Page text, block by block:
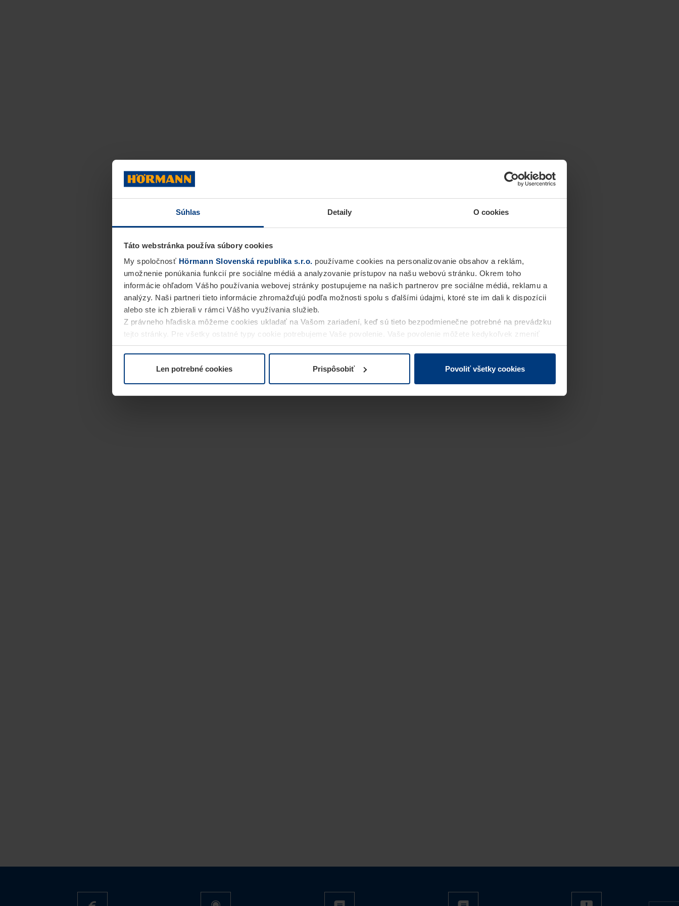
Súhlas Detaily O cookies
Táto webstránka používa súbory cookies
My spoločnosť Hörmann Slovenská republika s.r.o. používame cookies na personalizovanie obsahov a reklám,
umožnenie ponúkania funkcií pre sociálne médiá a analyzovanie prístupov na našu webovú stránku. Okrem toho
informácie ohľadom Vášho používania webovej stránky postupujeme na našich partnerov pre sociálne médiá, reklamu a
analýzy. Naši partneri tieto informácie zhromažďujú podľa možnosti spolu s ďalšími údajmi, ktoré ste im dali k dispozícii
alebo ste ich zbierali v rámci Vášho využívania služieb.
Z právneho hľadiska môžeme cookies ukladať na Vašom zariadení, keď sú tieto bezpodmienečne potrebné na prevádzku
tejto stránky. Pre všetky ostatné typy cookie potrebujeme Vaše povolenie. Vaše povolenie môžete kedykoľvek zmeniť
alebo odvolať vo vysvetlení cookie na stránkeVyhlásenie o ochrane osobných údajovnašej webovej stránky.
Len potrebné cookies Prispôsobiť Povoliť všetky cookies